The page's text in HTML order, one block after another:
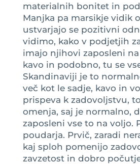
materialnih bonitet in
Manjka pa marsikje vidik
ustvarjajo se pozitivni
vidimo, kako v podjetjih
imajo njihovi zaposleni
kavo in podobno, tu se
Skandinaviji je to
več kot le sadje, kavo in
prispeva k zadovoljstvu,
omenja, saj je normalno,
zaposleni vse to na voljo.
poudarja. Prvič, zaradi
kaj sploh pomenijo
zavzetost in dobro